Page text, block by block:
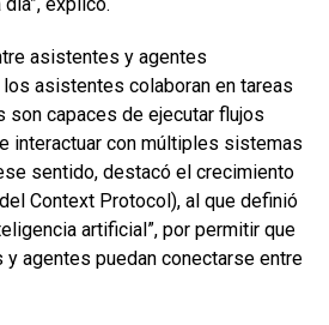
asistentes y agentes
asistentes colaboran en tareas
son capaces de ejecutar flujos
interactuar con múltiples sistemas
sentido, destacó el crecimiento
Context Protocol), al que definió
artificial”, por permitir que
agentes puedan conectarse entre